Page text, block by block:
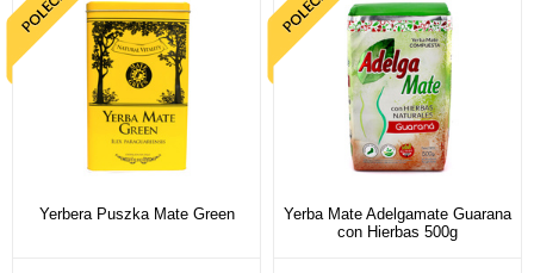
Yerbera Puszka Mate Green
Yerba Mate Adelgamate Guarana
con Hierbas 500g